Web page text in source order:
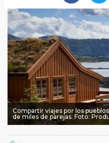
Compartir viajes por los
de miles de parejas. Foto: